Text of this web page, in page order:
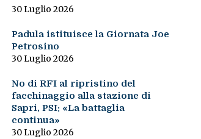
30 Luglio 2026
Padula istituisce la Giornata Joe
Petrosino
30 Luglio 2026
No di RFI al ripristino del
facchinaggio alla stazione di
Sapri, PSI: «La battaglia
continua»
30 Luglio 2026